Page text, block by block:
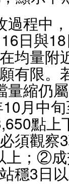
過程中
日與
均量附
有限。
量縮仍
月中
點
須觀察
；②成
穩3日